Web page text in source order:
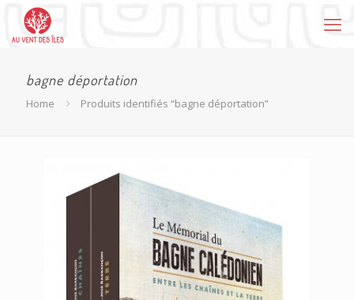
bagne déportation
Home Produits identifiés “bagne déportation”